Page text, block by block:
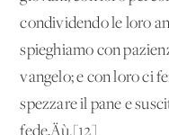
condividendo le loro
spieghiamo con
vangelo; e con loro ci
spezzare il pane e
fede‚Äù.[12]